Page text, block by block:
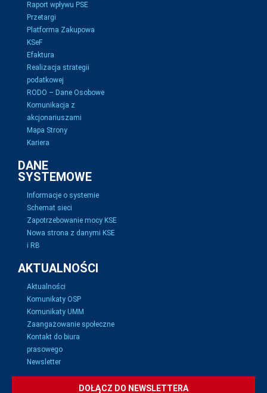
Raport wpływu PSE
Przetargi
Platforma Zakupowa
KSeF
Efaktura
Realizacja strategii
podatkowej
RODO – Dane Osobowe
Komunikacja z
akcjonariuszami
Mapa Strony
Kariera
DANE
SYSTEMOWE
Informacje o systemie
Schemat sieci
Zapotrzebowanie mocy KSE
Nowa strona z danymi KSE
i RB
AKTUALNOŚCI
Aktualności
Komunikaty OSP
Komunikaty UMM
Zaangażowanie społeczne
Kontakt do biura
prasowego
Newsletter
DOŁĄCZ DO NEWSLETTERA